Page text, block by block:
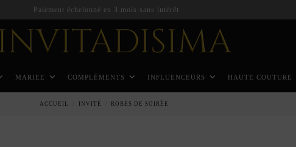
Paiement échelonné en 3 mois sans intérêt
MARIEE COMPLÉMENTS INFLUENCEURS HAUTE COUTURE
ACCUEIL INVITÉ ROBES DE SOIRÉE